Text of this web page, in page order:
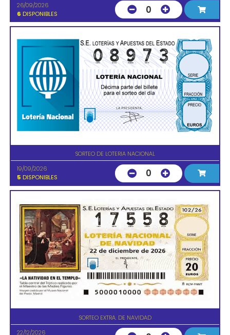
26/09/2026
6 DISPONIBLES 0
SORTEO DE LOTERIA NACIONAL
19/09/2026
5 DISPONIBLES 0
SORTEO EXTRA. DE NAVIDAD
22/12/2026